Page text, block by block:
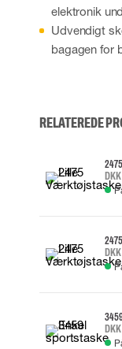
elektronik
Udvendigt
bagagen for
RELATEREDE